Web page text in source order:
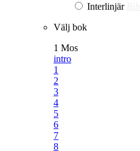
Interlinjär
Välj bok
1 Mos
intro
1
2
3
4
5
6
7
8